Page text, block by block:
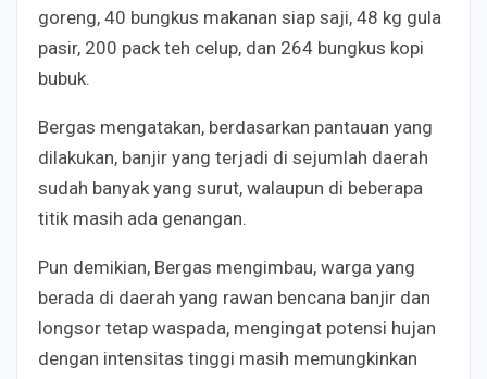
goreng, 40 bungkus makanan siap saji, 48 kg gula
pasir, 200 pack teh celup, dan 264 bungkus kopi
bubuk.
Bergas mengatakan, berdasarkan pantauan yang
dilakukan, banjir yang terjadi di sejumlah daerah
sudah banyak yang surut, walaupun di beberapa
titik masih ada genangan.
Pun demikian, Bergas mengimbau, warga yang
berada di daerah yang rawan bencana banjir dan
longsor tetap waspada, mengingat potensi hujan
dengan intensitas tinggi masih memungkinkan